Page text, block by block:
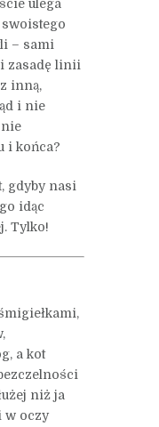
ulega
– sami
zasadę linii
inną,
i nie
i końca?
gdyby nasi
idąc
Tylko!
a kot
niż ja
w oczy